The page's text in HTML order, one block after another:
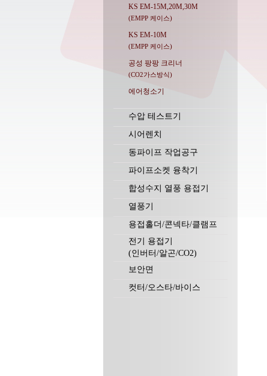
KS EM-15M,20M,30M
(EMPP 케이스)
KS EM-10M
(EMPP 케이스)
공성 팡팡 크리너
(CO2가스방식)
에어청소기
수압 테스트기
시어렌치
동파이프 작업공구
파이프소켓 융착기
합성수지 열풍 용접기
열풍기
용접홀더/콘넥타/클램프
전기 용접기
(인버터/알곤/CO2)
보안면
컷터/오스타/바이스